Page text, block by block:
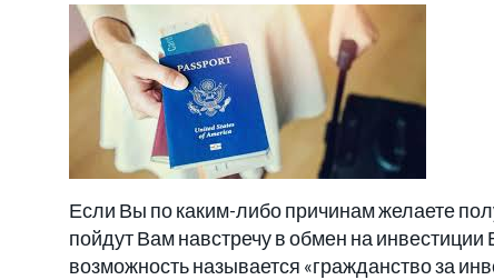
Если Вы по каким-либо причинам желаете
пойдут Вам навстречу в обмен на
возможность называется «гражданство за